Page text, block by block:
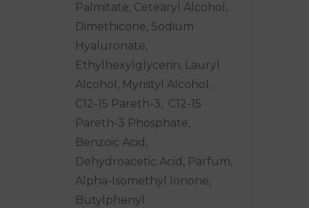
Palmitate, Cetearyl Alcohol,
Dimethicone, Sodium
Hyaluronate,
Ethylhexylglycerin, Lauryl
Alcohol, Myristyl Alcohol,
C12-15 Pareth-3, C12-15
Pareth-3 Phosphate,
Benzoic Acid,
Dehydroacetic Acid, Parfum,
Alpha-Isomethyl Ionone,
Butylphenyl